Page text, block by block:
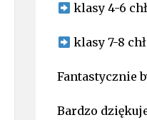
klasy 4-6
klasy 7-8
Fantastycznie
Bardzo